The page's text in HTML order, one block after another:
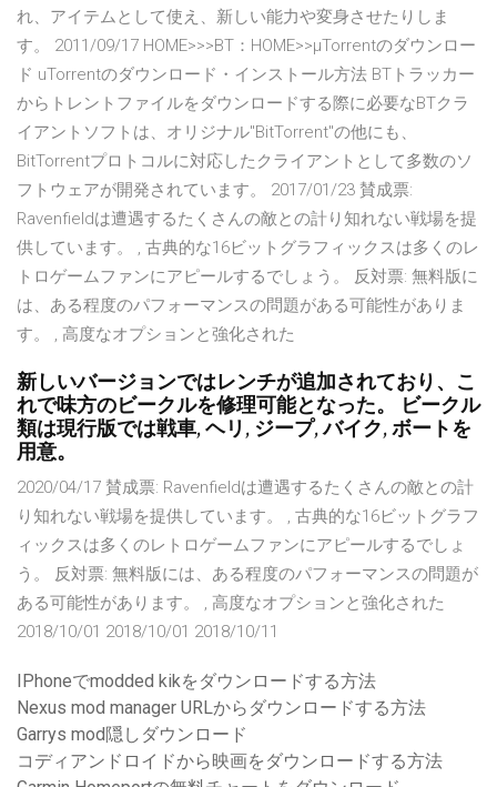
れ、アイテムとして使え、新しい能力や変身させたりしま
す。 2011/09/17 HOME>>>BT：HOME>>μTorrentのダウンロー
ド uTorrentのダウンロード・インストール方法 BTトラッカー
からトレントファイルをダウンロードする際に必要なBTクラ
イアントソフトは、オリジナル"BitTorrent"の他にも、
BitTorrentプロトコルに対応したクライアントとして多数のソ
フトウェアが開発されています。 2017/01/23 賛成票:
Ravenfieldは遭遇するたくさんの敵との計り知れない戦場を提
供しています。 , 古典的な16ビットグラフィックスは多くのレ
トロゲームファンにアピールするでしょう。 反対票: 無料版に
は、ある程度のパフォーマンスの問題がある可能性がありま
す。 , 高度なオプションと強化された
新しいバージョンではレンチが追加されており、こ
れで味方のビークルを修理可能となった。 ビークル
類は現行版では戦車, ヘリ, ジープ, バイク, ボートを
用意。
2020/04/17 賛成票: Ravenfieldは遭遇するたくさんの敵との計
り知れない戦場を提供しています。 , 古典的な16ビットグラフ
ィックスは多くのレトロゲームファンにアピールするでしょ
う。 反対票: 無料版には、ある程度のパフォーマンスの問題が
ある可能性があります。 , 高度なオプションと強化された
2018/10/01 2018/10/01 2018/10/11
IPhoneでmodded kikをダウンロードする方法
Nexus mod manager URLからダウンロードする方法
Garrys mod隠しダウンロード
コディアンドロイドから映画をダウンロードする方法